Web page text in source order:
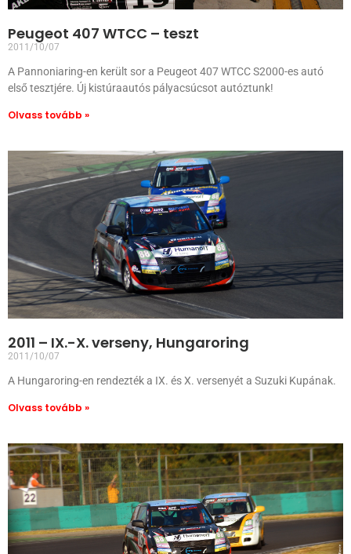
Peugeot 407 WTCC – teszt
2011/10/07
A Pannoniaring-en került sor a Peugeot 407 WTCC S2000-es autó
első tesztjére. Új kistúraautós pályacsúcsot autóztunk!
Olvass tovább »
2011 – IX.-X. verseny, Hungaroring
2011/10/07
A Hungaroring-en rendezték a IX. és X. versenyét a Suzuki Kupának.
Olvass tovább »